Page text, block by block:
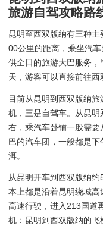
旅游自驾攻略路
昆明至西双版纳有三种
00公里的距离，乘坐汽
供全日的旅游大巴服务
天，游客可以直接前往西
目前从昆明到西双版纳
机，三是自驾车。从昆
右，乘汽车卧铺一般需
巴的汽车团，一般都是
洱。
从昆明开车到西双版纳
本上都是沿着昆明绕城
高速行驶，进入213国道
机：昆明到西双版纳的